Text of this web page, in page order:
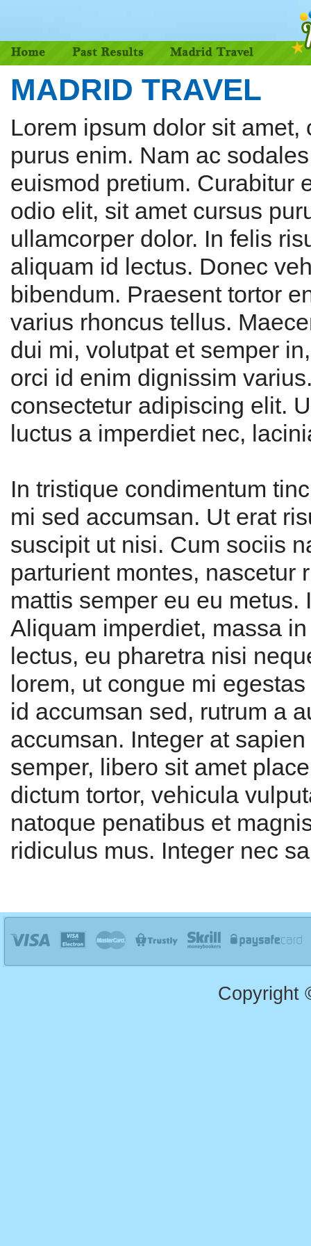
MADRID TRAVEL
Lorem ipsum dolor sit
purus enim. Nam ac
euismod pretium. Curabitur
odio elit, sit amet cursus
ullamcorper dolor. In felis
aliquam id lectus. Donec
bibendum. Praesent tortor
varius rhoncus tellus.
dui mi, volutpat et semper
orci id enim dignissim
consectetur adipiscing elit.
luctus a imperdiet nec,
In tristique condimentum
mi sed accumsan. Ut erat
suscipit ut nisi. Cum sociis
parturient montes, nascetur
mattis semper eu eu
Aliquam imperdiet, massa
lectus, eu pharetra nisi
lorem, ut congue mi
id accumsan sed, rutrum a
accumsan. Integer at
semper, libero sit amet
dictum tortor, vehicula
natoque penatibus et
ridiculus mus. Integer nec
Copyright